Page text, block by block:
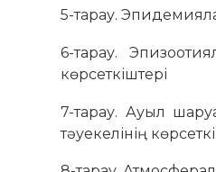
5-тарау.
6-тарау.
көрсеткіштері
7-тарау. Ауыл
тәуекелінің